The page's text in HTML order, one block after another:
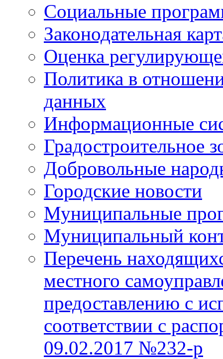
Социальные
Законодательная
Оценка
Политика в
данных
Информационные
Градостроительное
Добровольные
Городские новости
Муниципальные
Муниципальный
Перечень
местного
предоставлению с
соответствии с
09.02.2017 №232-р